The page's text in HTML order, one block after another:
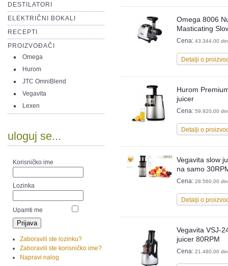
DESTILATORI
ELEKTRIČNI BOKALI
RECEPTI
PROIZVOĐAČI
Omega
Hurom
JTC OmniBlend
Vegavita
Lexen
uloguj se...
Korisničko ime
Lozinka
Upamti me
Zaboravili ste lozinku?
Zaboravili ste korisničko ime?
Napravi nalog
Omega 8006
Masticating
Cena: 43.344,00 din
Detalji o
Hurom
juicer
Cena: 59.920,00 din
Detalji o
Vegavita slow
na samo
Cena: 28.560,00 din
Detalji o
Vegavita VSJ-
juicer 80RPM
Cena: 21.480,00 din